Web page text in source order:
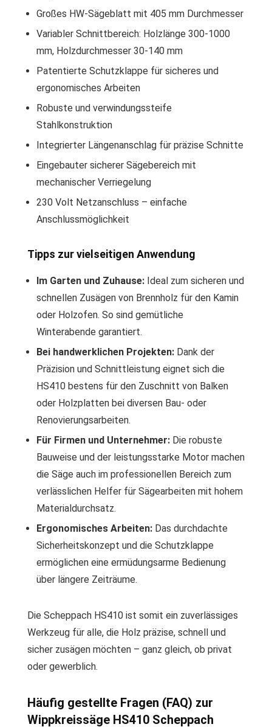
Großes HW-Sägeblatt mit 405 mm Durchmesser
Variabler Schnittbereich: Holzlänge 300-1000
mm, Holzdurchmesser 30-140 mm
Patentierte Schutzklappe für sicheres und
ergonomisches Arbeiten
Robuste und verwindungssteife
Stahlkonstruktion
Integrierter Längenanschlag für präzise Schnitte
Eingebauter sicherer Sägebereich mit
mechanischer Verriegelung
230 Volt Netzanschluss – einfache
Anschlussmöglichkeit
Tipps zur vielseitigen Anwendung
Im Garten und Zuhause: Ideal zum sicheren und
schnellen Zusägen von Brennholz für den Kamin
oder Holzofen. So sind gemütliche
Winterabende garantiert.
Bei handwerklichen Projekten: Dank der
Präzision und Schnittleistung eignet sich die
HS410 bestens für den Zuschnitt von Balken
oder Holzplatten bei diversen Bau- oder
Renovierungsarbeiten.
Für Firmen und Unternehmer: Die robuste
Bauweise und der leistungsstarke Motor machen
die Säge auch im professionellen Bereich zum
verlässlichen Helfer für Sägearbeiten mit hohem
Materialdurchsatz.
Ergonomisches Arbeiten: Das durchdachte
Sicherheitskonzept und die Schutzklappe
ermöglichen eine ermüdungsarme Bedienung
über längere Zeiträume.
Die Scheppach HS410 ist somit ein zuverlässiges
Werkzeug für alle, die Holz präzise, schnell und
sicher zusägen möchten – ganz gleich, ob privat
oder gewerblich.
Häufig gestellte Fragen (FAQ) zur
Wippkreissäge HS410 Scheppach